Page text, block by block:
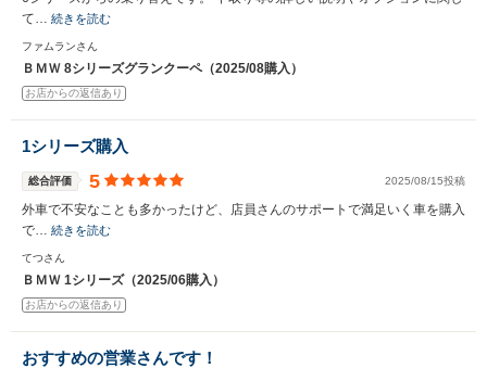
て… 続きを読む
ファムランさん
ＢＭＷ 8シリーズグランクーペ（2025/08購入）
お店からの返信あり
1シリーズ購入
総合評価 5 2025/08/15投稿
外車で不安なことも多かったけど、店員さんのサポートで満足いく車を購入
で… 続きを読む
てつさん
ＢＭＷ 1シリーズ（2025/06購入）
お店からの返信あり
おすすめの営業さんです！